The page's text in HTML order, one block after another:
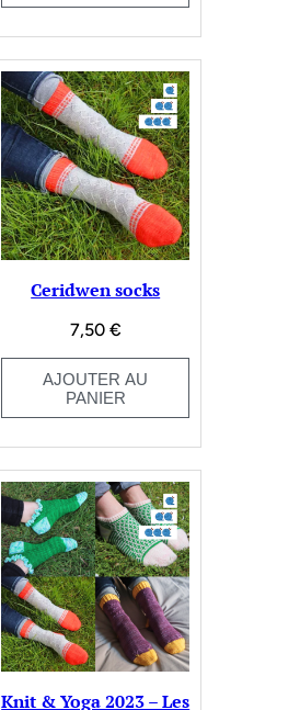
Ceridwen socks
7,50 €
AJOUTER AU
PANIER
Knit & Yoga 2023 – Les